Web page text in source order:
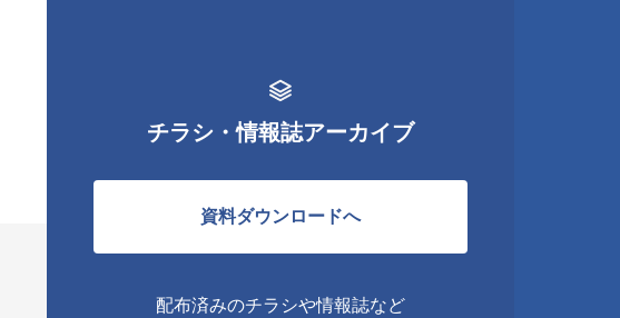
チラシ・情報誌アーカイブ
資料ダウンロードへ
配布済みのチラシや情報誌など